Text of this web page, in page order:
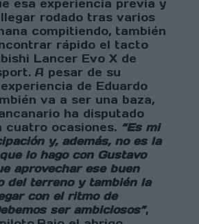
esa experiencia previa y
rodado tras varios
compitiendo, también
rápido el tacto
Lancer Evo X de
A pesar de su
de Eduardo
va a ser una baza,
ha disputado
cuatro ocasiones. “Es mi
y, además, no es la
lo hago con Gustavo
aprovechar ese buen
del terreno y también la
con el ritmo de
ser ambiciosos”,